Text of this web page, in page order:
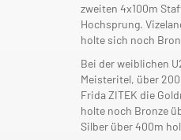
zweiten 4x100m
Hochsprung.
holte sich noch
Bei der weiblichen
Meisteritel, über
Frida ZITEK die
holte noch Bronze
Silber über 400m